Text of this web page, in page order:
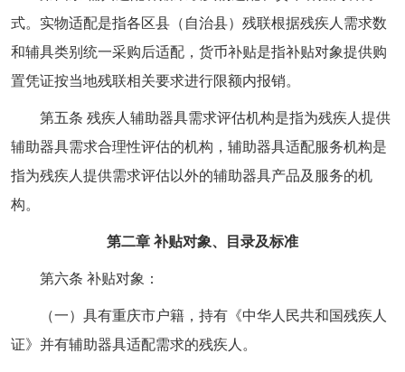
式。实物适配是指各区县（自治县）残联根据残疾人需求数
和辅具类别统一采购后适配，货币补贴是指补贴对象提供购
置凭证按当地残联相关要求进行限额内报销。
第五条 残疾人辅助器具需求评估机构是指为残疾人提供
辅助器具需求合理性评估的机构，辅助器具适配服务机构是
指为残疾人提供需求评估以外的辅助器具产品及服务的机
构。
第二章 补贴对象、目录及标准
第六条 补贴对象：
（一）具有重庆市户籍，持有《中华人民共和国残疾人
证》并有辅助器具适配需求的残疾人。